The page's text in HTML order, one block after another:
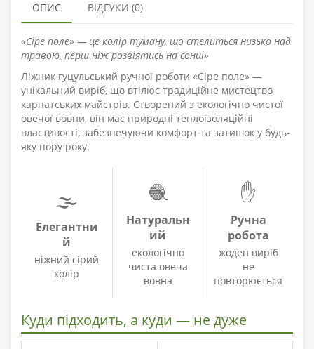
ОПИС ВІДГУКИ (0)
«Сіре поле» — це колір туману, що стелиться низько над
травою, перш ніж розвіятись на сонці»
Ліжник гуцульський ручної роботи «Сіре поле» —
унікальний виріб, що втілює традиційне мистецтво
карпатських майстрів. Створений з екологічно чистої
овечої вовни, він має природні теплоізоляційні
властивості, забезпечуючи комфорт та затишок у будь-
яку пору року.
🌫️
Елегантни
й
ніжний сірий
колір
🧶
Натуральн
ий
екологічно
чиста овеча
вовна
✋
Ручна
робота
жоден виріб
не
повторюється
Куди підходить, а куди — не дуже